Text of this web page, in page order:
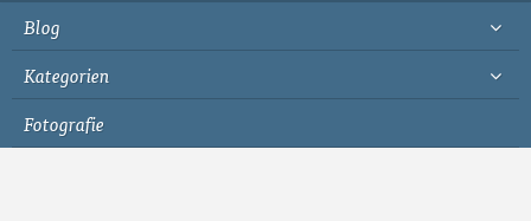
Blog
Kategorien
Fotografie